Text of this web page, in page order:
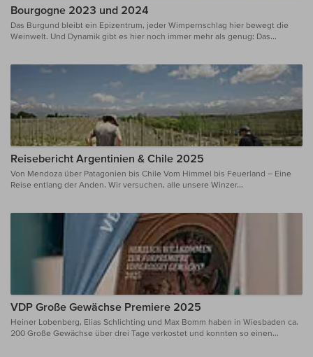
Bourgogne 2023 und 2024
Das Burgund bleibt ein Epizentrum, jeder Wimpernschlag hier bewegt die
Weinwelt. Und Dynamik gibt es hier noch immer mehr als genug: Das...
Reisebericht Argentinien & Chile 2025
Von Mendoza über Patagonien bis Chile Vom Himmel bis Feuerland – Eine
Reise entlang der Anden. Wir versuchen, alle unsere Winzer...
VDP Große Gewächse Premiere 2025
Heiner Lobenberg, Elias Schlichting und Max Bomm haben in Wiesbaden ca.
200 Große Gewächse über drei Tage verkostet und konnten so einen...